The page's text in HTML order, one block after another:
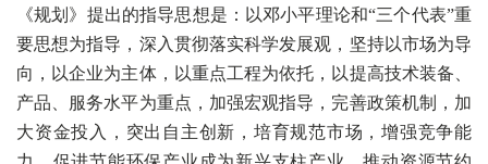
《规划》提出的指导思想是：以邓小平理论和“三个代表”重
要思想为指导，深入贯彻落实科学发展观，坚持以市场为导
向，以企业为主体，以重点工程为依托，以提高技术装备、
产品、服务水平为重点，加强宏观指导，完善政策机制，加
大资金投入，突出自主创新，培育规范市场，增强竞争能